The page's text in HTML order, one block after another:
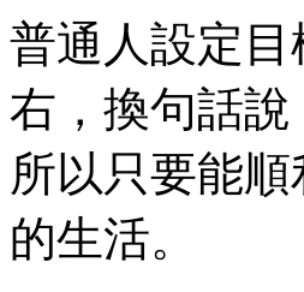
普通人設定
右，換句話
所以只要能
的生活。